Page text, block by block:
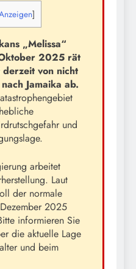
]
„Melissa“
2025 rät
von nicht
Jamaika ab.
und
arbeitet
Laut
der normale
2025
informieren Sie
die aktuelle Lage
und beim